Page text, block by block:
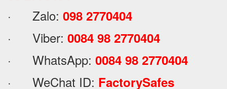
· Zalo: 098 2770404
· Viber: 0084 98 2770404
· WhatsApp: 0084 98 2770404
· WeChat ID: FactorySafes